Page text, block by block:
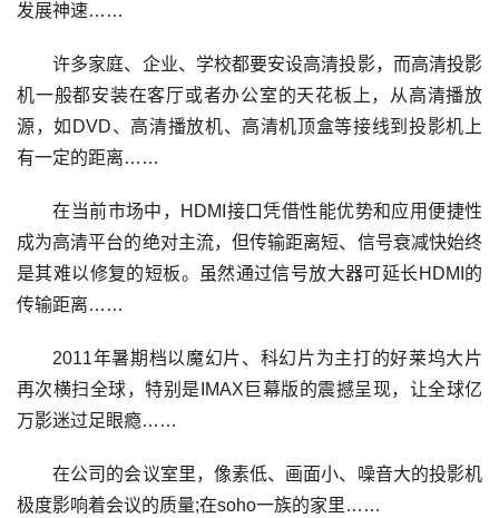
发展神速……
许多家庭、企业、学校都要安设高清投影，而高清投影
机一般都安装在客厅或者办公室的天花板上，从高清播放
源，如DVD、高清播放机、高清机顶盒等接线到投影机上
有一定的距离……
在当前市场中，HDMI接口凭借性能优势和应用便捷性
成为高清平台的绝对主流，但传输距离短、信号衰减快始终
是其难以修复的短板。虽然通过信号放大器可延长HDMI的
传输距离……
2011年暑期档以魔幻片、科幻片为主打的好莱坞大片
再次横扫全球，特别是IMAX巨幕版的震撼呈现，让全球亿
万影迷过足眼瘾……
在公司的会议室里，像素低、画面小、噪音大的投影机
极度影响着会议的质量;在soho一族的家里……